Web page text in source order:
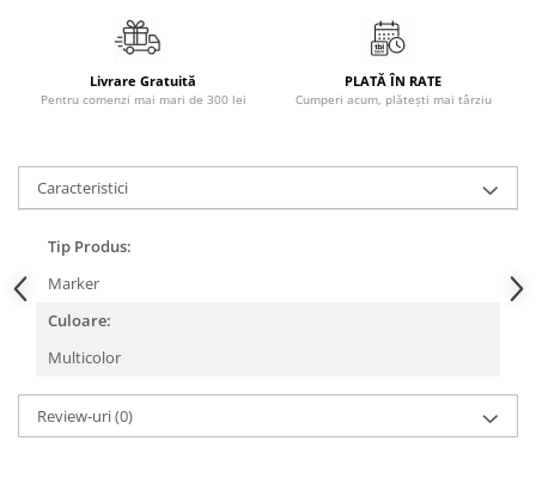
Medicina & Farmacie
Medicina Pentru Toti
SealfHealing
Starea de bine
Terapii Alternative
AudioBook
Beletristica
Biografii, Memorii, Jurnale
Carti erotice
Adult
Crime, Thriller, Mistery
Livrare Gratuită
Pentru comenzi mai mari de 300 lei
PLATĂ ÎN RATE
Cumperi acum, plătești mai târziu
Caracteristici
Tip Produs:
Marker
Culoare:
Multicolor
Review-uri(0)